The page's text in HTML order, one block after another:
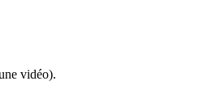
vidéo).